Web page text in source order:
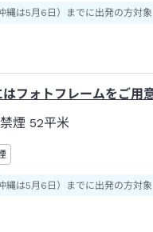
は5月6日）までに出発の方対象
フォトフレームをご用
煙 52平米
は5月6日）までに出発の方対象